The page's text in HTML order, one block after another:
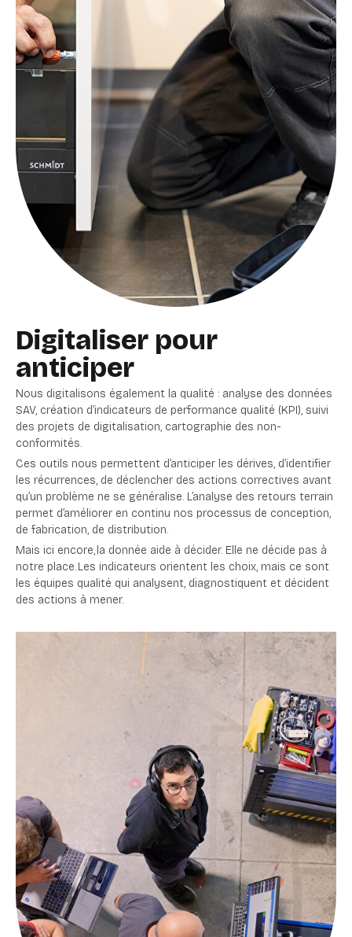
Digitaliser pour
anticiper
Nous digitalisons également la qualité : analyse des données
SAV, création d’indicateurs de performance qualité (KPI), suivi
des projets de digitalisation, cartographie des non-
conformités.
Ces outils nous permettent d’anticiper les dérives, d’identifier
les récurrences, de déclencher des actions correctives avant
qu’un problème ne se généralise. L’analyse des retours terrain
permet d’améliorer en continu nos processus de conception,
de fabrication, de distribution.
Mais ici encore, la donnée aide à décider. Elle ne décide pas à
notre place. Les indicateurs orientent les choix, mais ce sont
les équipes qualité qui analysent, diagnostiquent et décident
des actions à mener.